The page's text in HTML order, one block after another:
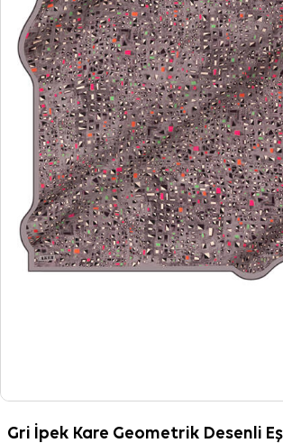
Gri İpek Kare Geometrik Desenli